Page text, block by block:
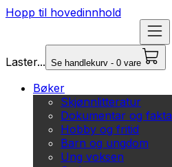
Hopp til hovedinnhold
Laster... Se handlekurv - 0 vare
Bøker
Skjønnlitteratur
Dokumentar og fakta
Hobby og fritid
Barn og ungdom
Ung voksen